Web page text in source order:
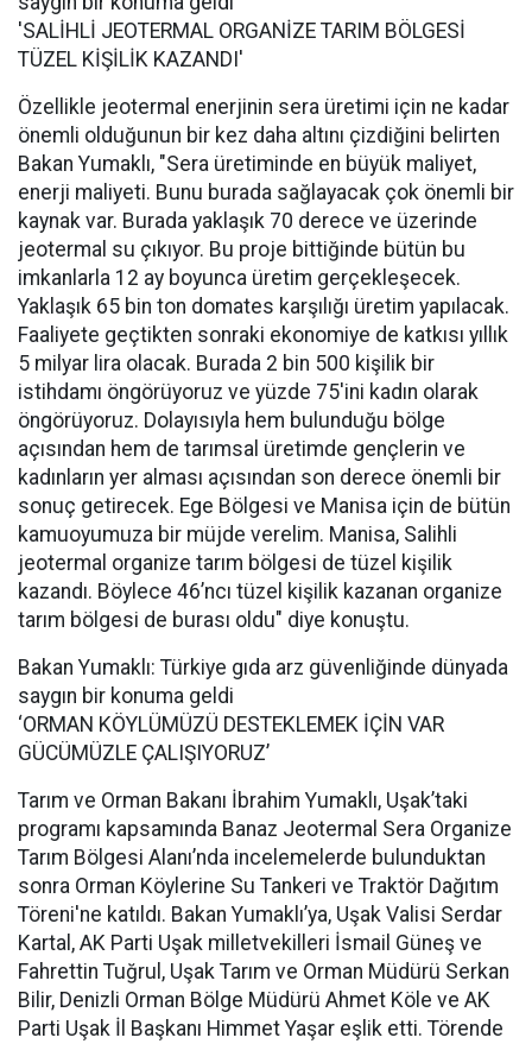
'SALİHLİ JEOTERMAL ORGANİZE TARIM BÖLGESİ
TÜZEL KİŞİLİK KAZANDI'
Özellikle jeotermal enerjinin sera üretimi için ne kadar
önemli olduğunun bir kez daha altını çizdiğini belirten
Bakan Yumaklı, "Sera üretiminde en büyük maliyet,
enerji maliyeti. Bunu burada sağlayacak çok önemli bir
kaynak var. Burada yaklaşık 70 derece ve üzerinde
jeotermal su çıkıyor. Bu proje bittiğinde bütün bu
imkanlarla 12 ay boyunca üretim gerçekleşecek.
Yaklaşık 65 bin ton domates karşılığı üretim yapılacak.
Faaliyete geçtikten sonraki ekonomiye de katkısı yıllık
5 milyar lira olacak. Burada 2 bin 500 kişilik bir
istihdamı öngörüyoruz ve yüzde 75'ini kadın olarak
öngörüyoruz. Dolayısıyla hem bulunduğu bölge
açısından hem de tarımsal üretimde gençlerin ve
kadınların yer alması açısından son derece önemli bir
sonuç getirecek. Ege Bölgesi ve Manisa için de bütün
kamuoyumuza bir müjde verelim. Manisa, Salihli
jeotermal organize tarım bölgesi de tüzel kişilik
kazandı. Böylece 46’ncı tüzel kişilik kazanan organize
tarım bölgesi de burası oldu" diye konuştu.
Bakan Yumaklı: Türkiye gıda arz güvenliğinde dünyada
saygın bir konuma geldi
‘ORMAN KÖYLÜMÜZÜ DESTEKLEMEK İÇİN VAR
GÜCÜMÜZLE ÇALIŞIYORUZ’
Tarım ve Orman Bakanı İbrahim Yumaklı, Uşak’taki
programı kapsamında Banaz Jeotermal Sera Organize
Tarım Bölgesi Alanı’nda incelemelerde bulunduktan
sonra Orman Köylerine Su Tankeri ve Traktör Dağıtım
Töreni'ne katıldı. Bakan Yumaklı’ya, Uşak Valisi Serdar
Kartal, AK Parti Uşak milletvekilleri İsmail Güneş ve
Fahrettin Tuğrul, Uşak Tarım ve Orman Müdürü Serkan
Bilir, Denizli Orman Bölge Müdürü Ahmet Köle ve AK
Parti Uşak İl Başkanı Himmet Yaşar eşlik etti. Törende